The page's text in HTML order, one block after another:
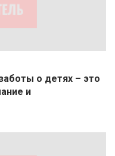
о детях – это
и